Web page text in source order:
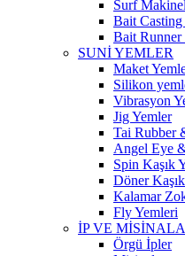
Surf
Bait
Bait
SUNİ YEMLER
Maket
Silikon
Vibrasyon
Jig Yemler
Tai Rubber
Angel Eye
Spin Kaşık
Döner
Kalamar
Fly Yemleri
İP VE
Örgü İpler